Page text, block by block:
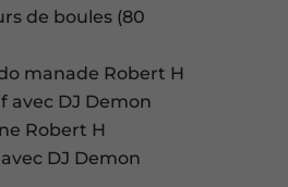
de boules (80
manade Robert H
avec DJ Demon
Robert H
DJ Demon